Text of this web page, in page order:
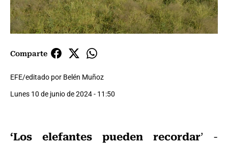
Comparte
EFE/editado por Belén Muñoz
Lunes 10 de junio de 2024 - 11:50
‘Los elefantes pueden recordar’ -